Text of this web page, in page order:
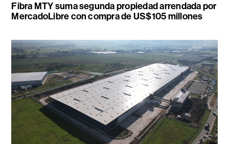
Fibra MTY suma segunda propiedad arrendada por
MercadoLibre con compra de US$105 millones